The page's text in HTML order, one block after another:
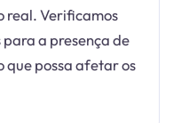
real. Verificamos
para a presença de
possa afetar os